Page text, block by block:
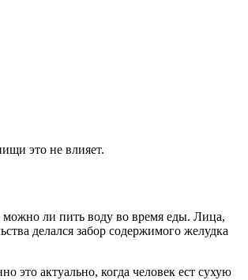
это не влияет.
можно ли пить воду во время еды. Лица,
делался забор содержимого желудка
это актуально, когда человек ест сухую